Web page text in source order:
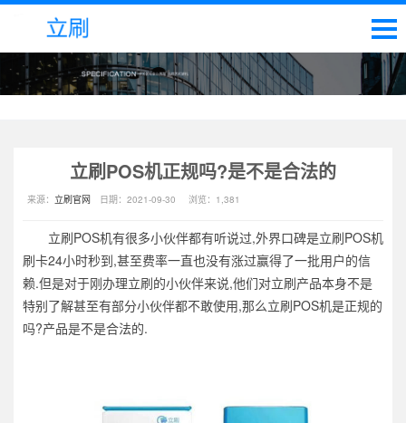
立刷POS机正规吗?是不是合法的
来源： 立刷官网 日期： 2021-09-30 浏览： 1,381
立刷POS机有很多小伙伴都有听说过,外界口碑是立刷POS机
刷卡24小时秒到,甚至费率一直也没有涨过赢得了一批用户的信
赖.但是对于刚办理立刷的小伙伴来说,他们对立刷产品本身不是
特别了解甚至有部分小伙伴都不敢使用,那么立刷POS机是正规的
吗?产品是不是合法的.